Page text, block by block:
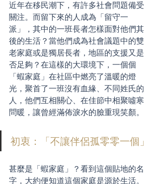
近年在移民潮下，有許多社會問題備受
關注。而留下來的人成為「留守一
派」，其中的一班長者怎樣面對他們其
後的生活？當他們成為社會議題中的雙
老家庭或是獨居長者，地區的支援又是
否足夠？在這樣的大環境下，一個個
「蝦家庭」在社區中燃亮了溫暖的燈
光，聚首了一班沒有血緣、不同姓氏的
人，他們互相關心、在佳節中相聚噓寒
問暖，讓曾經滿佈淚水的臉重現笑顏。
初衷：「不讓伴侶孤零零一個」
甚麼是「蝦家庭」？看到這個貼地的名
字，大約便知道這個家庭是源於生活。